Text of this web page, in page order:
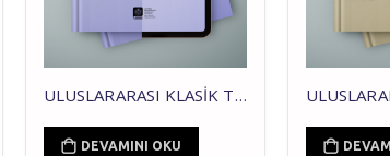
ULUSLARARASI KLASİK TÜRK EDEBİYATI SEMPOZYUMU BİLDİRİLER KİTABI
DEVAMINI OKU